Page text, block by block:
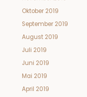
Oktober 2019
September 2019
August 2019
Juli 2019
Juni 2019
Mai 2019
April 2019